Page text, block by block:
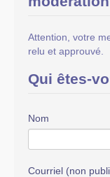
Attention, votre
relu et approuvé.
Qui êtes-
Nom
Courriel (non